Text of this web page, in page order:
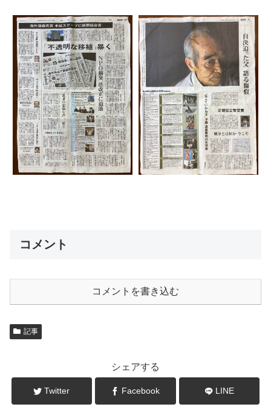
コメント
コメントを書き込む
記事
シェアする
Twitter Facebook LINE